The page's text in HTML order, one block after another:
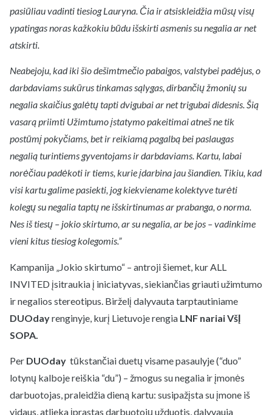
pasiūliau vadinti tiesiog Lauryna. Čia ir atsiskleidžia mūsų visų
ypatingas noras kažkokiu būdu išskirti asmenis su negalia ar net
atskirti.
Neabejoju, kad iki šio dešimtmečio pabaigos, valstybei padėjus, o
darbdaviams sukūrus tinkamas sąlygas, dirbančių žmonių su
negalia skaičius galėtų tapti dvigubai ar net trigubai didesnis. Šią
vasarą priimti Užimtumo įstatymo pakeitimai atneš ne tik
postūmį pokyčiams, bet ir reikiamą pagalbą bei paslaugas
negalią turintiems gyventojams ir darbdaviams. Kartu, labai
norėčiau padėkoti ir tiems, kurie įdarbina jau šiandien. Tikiu, kad
visi kartu galime pasiekti, jog kiekviename kolektyve turėti
kolegų su negalia taptų ne išskirtinumas ar prabanga, o norma.
Nes iš tiesų – jokio skirtumo, ar su negalia, ar be jos – vadinkime
vieni kitus tiesiog kolegomis.”
Kampanija „Jokio skirtumo“ – antroji šiemet, kur ALL
INVITED įsitraukia į iniciatyvas, siekiančias griauti užimtumo
ir negalios stereotipus. Birželį dalyvauta tarptautiniame
DUOdayrenginyje, kurį Lietuvoje rengia LNF nariai VšĮ
SOPA.
Per DUOday tūkstančiai duetų visame pasaulyje (“duo”
lotynų kalboje reiškia “du”) – žmogus su negalia ir įmonės
darbuotojas, praleidžia dieną kartu: susipažįsta su įmone iš
vidaus, atlieka įprastas darbuotojų užduotis, dalyvauja